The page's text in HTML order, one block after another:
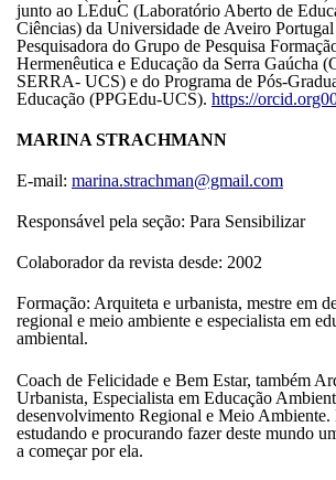
junto ao LEduC (Laboratório Aberto de
Ciências) da Universidade de Aveiro
Pesquisadora do Grupo de Pesquisa
Hermenêutica e Educação da Serra Gaúcha
SERRA- UCS) e do Programa de Pós-
Educação (PPGEdu-UCS). https://
MARINA STRACHMANN
E-mail: marina.strachman@gmail.com
Responsável pela seção: Para Sensibilizar
Colaborador da revista desde: 2002
Formação: Arquiteta e urbanista, mestre em
regional e meio ambiente e especialista em
ambiental.
Coach de Felicidade e Bem Estar, também
Urbanista, Especialista em Educação
desenvolvimento Regional e Meio Ambiente.
estudando e procurando fazer deste mundo
a começar por ela.